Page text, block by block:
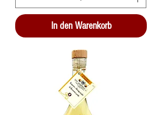
In den Warenkorb